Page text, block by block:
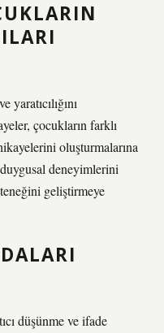
çocukların farklı
oluşturmalarına
deneyimlerini
geliştirmeye
düşünme ve ifade